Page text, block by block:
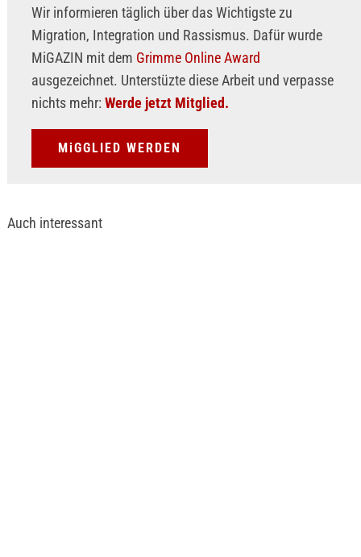
Wir informieren täglich über das Wichtigste zu
Migration, Integration und Rassismus. Dafür wurde
MiGAZIN mit dem Grimme Online Award
ausgezeichnet. Unterstüzte diese Arbeit und verpasse
nichts mehr: Werde jetzt Mitglied.
MiGGLIED WERDEN
Auch interessant